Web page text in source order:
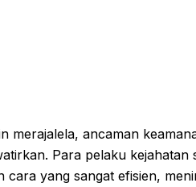
merajalela, ancaman
Para pelaku kejahatan
cara yang sangat efisien,